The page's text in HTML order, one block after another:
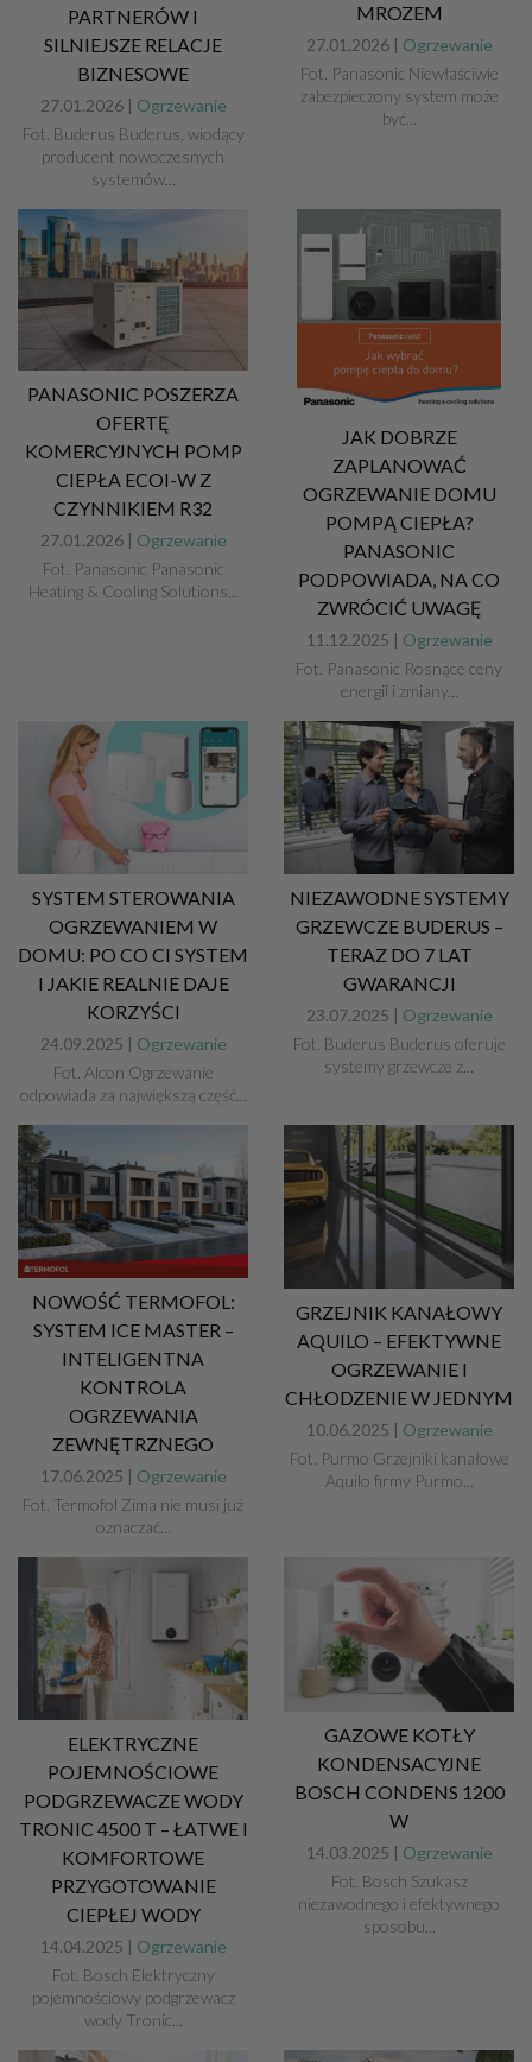
PARTNERÓW I
SILNIEJSZE RELACJE
BIZNESOWE
27.01.2026 | Ogrzewanie
Fot. Buderus Buderus, wiodący
producent nowoczesnych
systemów...
MROZEM
27.01.2026 | Ogrzewanie
Fot. Panasonic Niewłaściwie
zabezpieczony system może
być...
PANASONIC POSZERZA
OFERTĘ
KOMERCYJNYCH POMP
CIEPŁA ECOI-W Z
CZYNNIKIEM R32
27.01.2026 | Ogrzewanie
Fot. Panasonic Panasonic
Heating & Cooling Solutions...
JAK DOBRZE
ZAPLANOWAĆ
OGRZEWANIE DOMU
POMPĄ CIEPŁA?
PANASONIC
PODPOWIADA, NA CO
ZWRÓCIĆ UWAGĘ
11.12.2025 | Ogrzewanie
Fot. Panasonic Rosnące ceny
energii i zmiany...
SYSTEM STEROWANIA
OGRZEWANIEM W
DOMU: PO CO CI SYSTEM
I JAKIE REALNIE DAJE
KORZYŚCI
24.09.2025 | Ogrzewanie
Fot. Alcon Ogrzewanie
odpowiada za największą część...
NIEZAWODNE SYSTEMY
GRZEWCZE BUDERUS –
TERAZ DO 7 LAT
GWARANCJI
23.07.2025 | Ogrzewanie
Fot. Buderus Buderus oferuje
systemy grzewcze z...
NOWOŚĆ TERMOFOL:
SYSTEM ICE MASTER –
INTELIGENTNA
KONTROLA
OGRZEWANIA
ZEWNĘTRZNEGO
17.06.2025 | Ogrzewanie
Fot. Termofol Zima nie musi już
oznaczać...
GRZEJNIK KANAŁOWY
AQUILO – EFEKTYWNE
OGRZEWANIE I
CHŁODZENIE W JEDNYM
10.06.2025 | Ogrzewanie
Fot. Purmo Grzejniki kanałowe
Aquilo firmy Purmo...
ELEKTRYCZNE
POJEMNOŚCIOWE
PODGRZEWACZE WODY
TRONIC 4500 T – ŁATWE I
KOMFORTOWE
PRZYGOTOWANIE
CIEPŁEJ WODY
14.04.2025 | Ogrzewanie
Fot. Bosch Elektryczny
pojemnościowy podgrzewacz
wody Tronic...
GAZOWE KOTŁY
KONDENSACYJNE
BOSCH CONDENS 1200
W
14.03.2025 | Ogrzewanie
Fot. Bosch Szukasz
niezawodnego i efektywnego
sposobu...